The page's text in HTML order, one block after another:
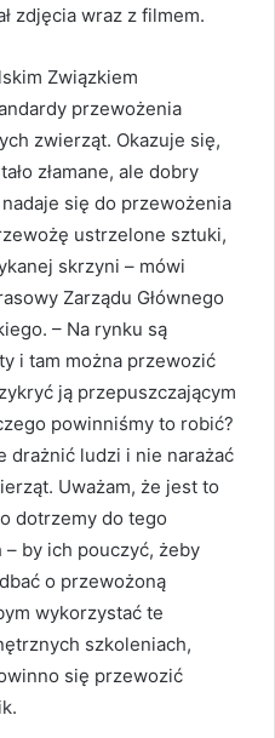
zdjęcia wraz z filmem.
Związkiem
przewożenia
zwierząt. Okazuje się,
złamane, ale dobry
się do przewożenia
ustrzelone sztuki,
skrzyni – mówi
Zarządu Głównego
– Na rynku są
i tam można przewozić
ją przepuszczającym
powinniśmy to robić?
drażnić ludzi i nie narażać
Uważam, że jest to
dotrzemy do tego
by ich pouczyć, żeby
o przewożoną
wykorzystać te
szkoleniach,
się przewozić